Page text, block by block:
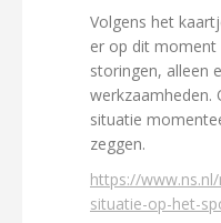
Volgens het
er op dit moment
storingen, alleen
werkzaamheden.
situatie
zeggen.
https://
situatie-op-het-